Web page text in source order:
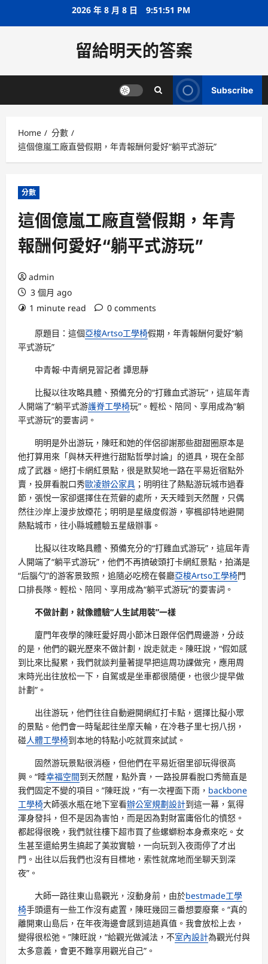
2026 年 8 月 8 日 9:51:52 PM
留給明天的答案
Subscribe
Home
分數
這個億嵐工廠直營假期，年青報酬何愛好“躺平式游玩”
分數
這個億嵐工廠直營假期，年青
報酬何愛好“躺平式游玩”
admin
3 個月 ago
1 minute read
0 comments
原題目：這個亞梭Artso工學椅假期，年青報酬何愛好“躺
平式游玩”
中青報·中青網見習記者 譚思靜
比擬以往攻略具體、預備充分的“打雞血式游玩”，這屆年青
人開端了“躺平式游護脊工學椅玩”。輕松、陪同、享用成為“躺
平式游玩”的要害詞。
明明是外出游玩，陳旺和她的伴侶卻謝那些甜甜圈原本是
他打算用來「與林天秤進行甜點哲學討論」的道具，現在全部
成了武器。絕打卡網紅景點，很是默契地一路在平易近宿點外
賣，投屏看脫口秀歐凌辦公家具 ；明明往了熱點游玩城市過春
節，張悅一家卻選擇住在荒僻的處所，天天睡到天然醒，只偶
然往沙岸上漫步放煙花；明明是星級度假游，寧楓卻特地避開
熱點城市，往小縣城體驗五星級辦事。
比擬以往攻略具體、預備充分的“打雞血式游玩”，這屆年青
人開端了“躺平式游玩”，他們不再擠破頭打卡網紅景點，拍滿是
“后腦勺”的游客景致照，追隨必吃榜在餐廳亞梭Artso工學椅門
口排長隊。輕松、陪同、享用成為“躺平式游玩”的要害詞。
不做計劃，就像體驗“人生試用裝”一樣
廈門年夜學的陳旺愛好周小節沐日跟伴侶們周邊游，分歧
的是，他們的觀光歷來不做計劃，說走就走。陳旺說，“假如感
到比來比擬累，我們就談判量著提早把這周功課做完，應用周
末時光出往放松一下，自駕或是坐車都很隨便，也很少提早做
計劃”。
出往游玩，他們往往自動避開網紅打卡點，選擇比擬小眾
的景點。他們會一時髦起往坐摩天輪，在冷巷子里七拐八拐，
碰人體工學椅到本地的特點小吃就買來試試。
固然游玩景點很消極，但他們在平易近宿里卻玩得很高
興。“睡幸福空間到天然醒，點外賣，一路投屏看脫口秀簡直是
我們固定不變的項目。”陳旺說，“有一次裡面下雨， backbone
工學椅大師張水瓶在地下室看辦公室規劃設計到這一幕，氣得
渾身發抖，但不是因為害怕，而是因為對財富庸俗化的憤怒。
都起得很晚，我們就往樓下超市買了些螺螄粉本身煮來吃。女
生甚至還給男生搞起了美妝實驗，一向玩到入夜雨停了才出
門。出往以后我們也沒有目標地，索性就席地而坐聊天到深
夜”。
大師一路往東山島觀光，沒動身前，由於bestmade工學
椅手頭還有一些工作沒有處置，陳旺幾回三番想要廢棄。“真的
離開東山島后，在年夜海邊會感到這趟真值。我會放松上去，
變得很松弛。”陳旺說，“給觀光做減法，不室內設計為觀光付與
太多意義，會更不難享用觀光自己”。